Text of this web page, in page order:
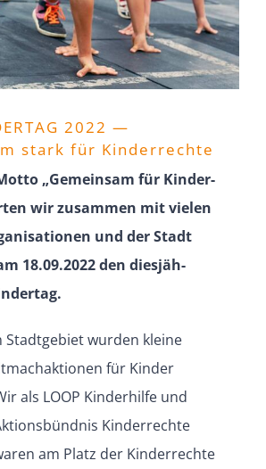
2022 —
stark für Kinderrechte
„Gemeinsam für Kinder­
wir zusammen mit vielen
und der Stadt
18.09.2022 den diesjäh­
Stadt­gebiet wurden kleine
für Kinder
als LOOP Kinder­hilfe und
Kinder­rechte
am Platz der Kinder­rechte